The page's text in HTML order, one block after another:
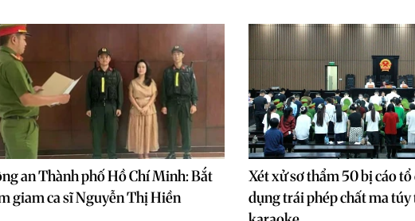
an Thành phố Hồ Chí Minh: Bắt
giam ca sĩ Nguyễn Thị Hiền
Xét xử sơ thẩm 50 bị cáo tổ
dụng trái phép chất ma túy